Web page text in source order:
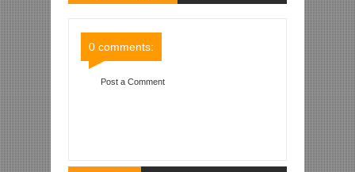
0 comments:
Post a Comment